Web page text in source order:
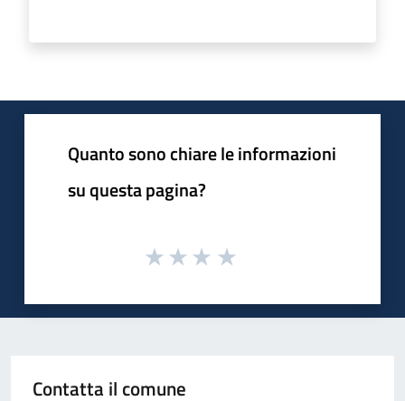
Quanto sono chiare le informazioni
su questa pagina?
Contatta il comune